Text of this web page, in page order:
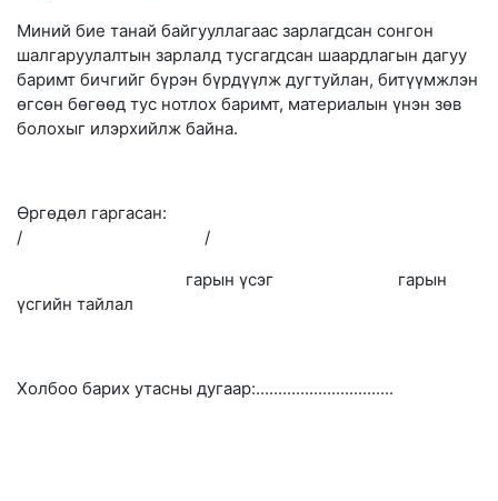
Миний бие танай байгууллагаас зарлагдсан сонгон
шалгаруулалтын зарлалд тусгагдсан шаардлагын дагуу
баримт бичгийг бүрэн бүрдүүлж дугтуйлан, битүүмжлэн
өгсөн бөгөөд тус нотлох баримт, материалын үнэн зөв
болохыг илэрхийлж байна.
Өргөдөл гаргасан:
/ /
гарын үсэг гарын
үсгийн тайлал
Холбоо барих утасны дугаар:...............................